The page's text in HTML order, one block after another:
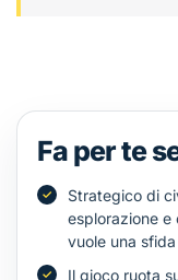
Fa per te
Strategico di
esplorazione
vuole una
Il gioco ruota